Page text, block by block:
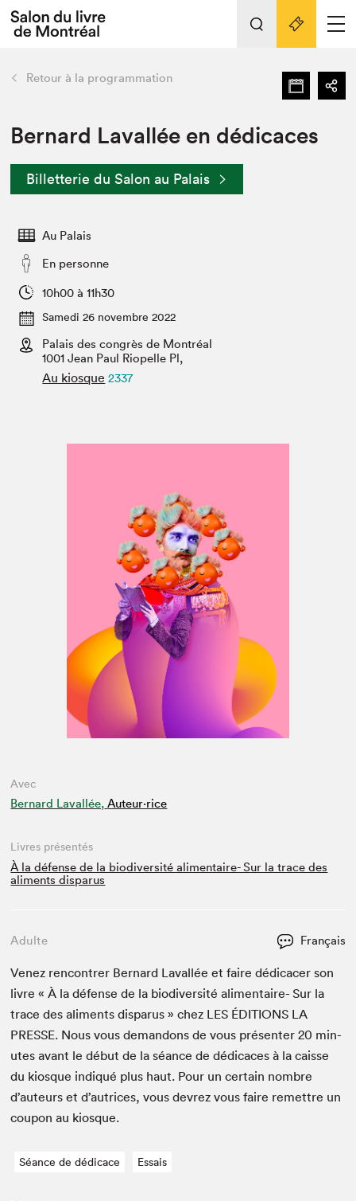
Espace exposant⋅e⋅s
Espace enseignant·e·s
Espace médias
L'événement
Préparer sa visite au Salon
Actualités
SLM PRO
retour Nos activités
Préparer sa visite
Salon dans la ville et en ligne
Projets partenaires
Liens pratiques
Retour à la programmation
Bernard Lavallée en dédicaces
Billetterie du Salon au Palais
Au Palais
En personne
10h00 à 11h30
Samedi 26 novembre 2022
Palais des congrès de Montréal
1001 Jean Paul Riopelle Pl,
Au kiosque 2337
Avec
Bernard Lavallée, Auteur·rice
Livres présentés
À la défense de la biodiversité alimentaire- Sur la trace des
aliments disparus
Adulte Français
Venez ren­con­tr­er Bernard Laval­lée et faire dédi­cac­er son
livre « À la défense de la bio­di­ver­sité ali­men­taire- Sur la
trace des ali­ments dis­parus » chez LES ÉDI­TIONS LA
PRESSE. Nous vous deman­dons de vous présen­ter20 min­
utes avant le début de la séance de dédi­caces à la caisse
du kiosque indiqué plus haut. Pour un cer­tain nom­bre
d’auteurs et d’autrices, vous devrez vous faire remet­tre un
coupon au kiosque.
Séance de dédicace Essais